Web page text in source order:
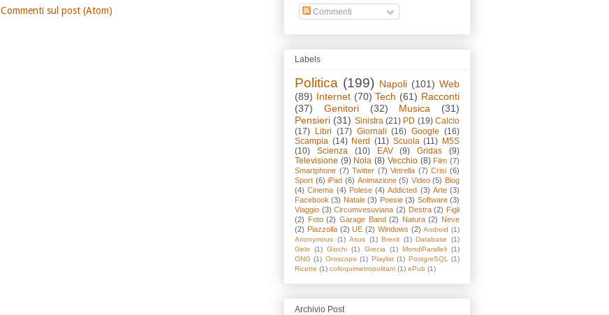
Commenti sul post (Atom) Commenti
Labels
Politica (199) Napoli (101) Web
(89) Internet (70) Tech (61) Racconti
(37)
Genitori (32) Musica
(31)
Pensieri (31) Sinistra (21) PD (19) Calcio
(17)
Libri (17) Giornali (16) Google (16)
Scampia (14) Nerd (11) Scuola (11) M5S
(10)
Scienza (10) EAV (9) Gridas
(9)
Televisione (9) Nola (8) Vecchio (8) Film (7)
Smartphone (7) Twitter (7) Vetrella (7) Crisi (6)
Sport (6) iPad (6) Animazione (5) Video (5) Blog
(4) Cinema (4) Polese (4) Addicted (3) Arte (3)
Facebook (3) Natale (3) Poesie (3) Software (3)
Viaggio (3) Circumvesuviana (2) Destra (2) Figli
(2)
Foto (2) Garage Band (2) Natura (2) Neve
(2) Piazzolla (2) UE (2) Windows (2) Android (1)
Anonymous (1) Asus (1) Brexit (1) Database
(1)
Gelo
(1) Giochi (1) Grecia (1) MondiParalleli (1)
ONG (1) Oroscopo (1) Playlist (1) PostgreSQL (1)
Ricette (1) colloquimetropolitani (1) ePub (1)
Archivio Post